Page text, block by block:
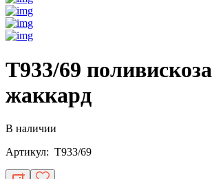
T933/69 поливискоза
жаккард
В наличии
Артикул: T933/69